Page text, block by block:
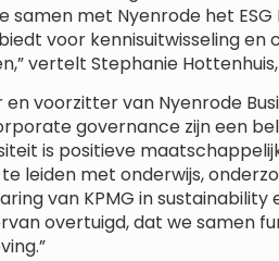
samen met Nyenrode het
voor kennisuitwisseling
vertelt Stephanie Hottenhuis,
voorzitter van Nyenrode
governance zijn een
is positieve
leiden met onderwijs,
van KPMG in sustainability
overtuigd, dat we samen